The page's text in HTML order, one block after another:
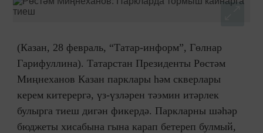
(Казан, 28 февраль, “Татар-информ”, Гөлнар
Гарифуллина). Татарстан Президенты Рөстәм
Миңнеханов Казан парклары һәм скверлары
керем китерергә, үз-үзләрен тәэмин итәрлек
булырга тиеш дигән фикердә. Паркларны шәһәр
бюджеты хисабына гына карап бетереп булмый,